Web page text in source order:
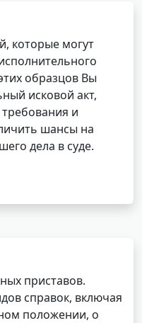
которые могут
образцов Вы
исковой акт,
и
шансы на
дела в суде.
приставов.
справок, включая
положении, о